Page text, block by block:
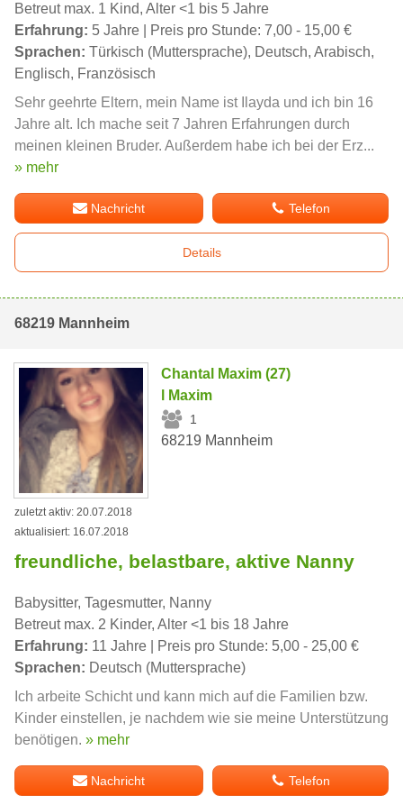
Betreut max. 1 Kind, Alter <1 bis 5 Jahre
Erfahrung: 5 Jahre | Preis pro Stunde: 7,00 - 15,00 €
Sprachen: Türkisch (Muttersprache), Deutsch, Arabisch,
Englisch, Französisch
Sehr geehrte Eltern, mein Name ist Ilayda und ich bin 16
Jahre alt. Ich mache seit 7 Jahren Erfahrungen durch
meinen kleinen Bruder. Außerdem habe ich bei der Erz...
» mehr
Nachricht Telefon
Details
68219 Mannheim
Chantal Maxim (27)
l Maxim
1
68219 Mannheim
zuletzt aktiv: 20.07.2018
aktualisiert: 16.07.2018
freundliche, belastbare, aktive Nanny
Babysitter, Tagesmutter, Nanny
Betreut max. 2 Kinder, Alter <1 bis 18 Jahre
Erfahrung: 11 Jahre | Preis pro Stunde: 5,00 - 25,00 €
Sprachen: Deutsch (Muttersprache)
Ich arbeite Schicht und kann mich auf die Familien bzw.
Kinder einstellen, je nachdem wie sie meine Unterstützung
benötigen. » mehr
Nachricht Telefon